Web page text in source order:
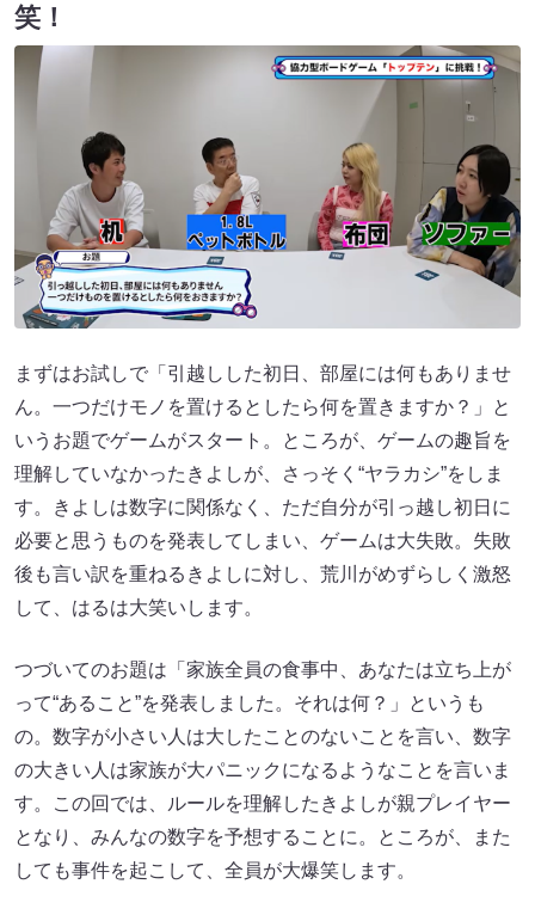
笑！
まずはお試しで「引越しした初日、部屋には何もありませ
ん。一つだけモノを置けるとしたら何を置きますか？」と
いうお題でゲームがスタート。ところが、ゲームの趣旨を
理解していなかったきよしが、さっそく“ヤラカシ”をしま
す。きよしは数字に関係なく、ただ自分が引っ越し初日に
必要と思うものを発表してしまい、ゲームは大失敗。失敗
後も言い訳を重ねるきよしに対し、荒川がめずらしく激怒
して、はるは大笑いします。
つづいてのお題は「家族全員の食事中、あなたは立ち上が
って“あること”を発表しました。それは何？」というも
の。数字が小さい人は大したことのないことを言い、数字
の大きい人は家族が大パニックになるようなことを言いま
す。この回では、ルールを理解したきよしが親プレイヤー
となり、みんなの数字を予想することに。ところが、また
しても事件を起こして、全員が大爆笑します。